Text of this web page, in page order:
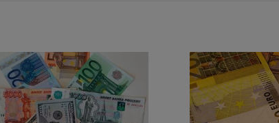
Сроки хранения обрабатываемых на сайтах Общества
Пользователи могут принять или отклонить все
файлы cookie. При этом корректная работа сайта возможна
использования необходимых файлов cookie. В случае их
потребоваться совершать повторный выбор предпочтений